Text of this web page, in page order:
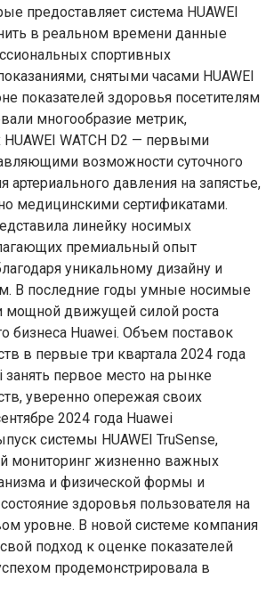
предоставляет система HUAWEI
в реальном времени данные
спортивных
снятыми часами HUAWEI
показателей здоровья посетителям
многообразие метрик,
WATCH D2 — первыми
возможности суточного
артериального давления на запястье,
медицинскими сертификатами.
линейку носимых
премиальный опыт
уникальному дизайну и
В последние годы умные носимые
мощной движущей силой роста
бизнеса Huawei. Объем поставок
в первые три квартала 2024 года
занять первое место на рынке
уверенно опережая своих
2024 года Huawei
системы HUAWEI TruSense,
мониторинг жизненно важных
и физической формы и
здоровья пользователя на
уровне. В новой системе компания
подход к оценке показателей
продемонстрировала в